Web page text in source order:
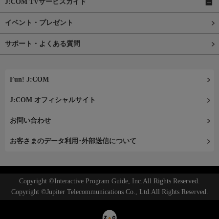
J:COM TVサービスガイド
イベント・プレゼント
サポート・よくある質問
Fun! J:COM
J:COM オフィシャルサイト
お問い合わせ
お客さまのデータ利用･外部送信について
Copyright ©Interactive Program Guide, Inc.All Rights Reserved.
Copyright ©Jupiter Telecommunications Co., Ltd.All Rights Reserved.